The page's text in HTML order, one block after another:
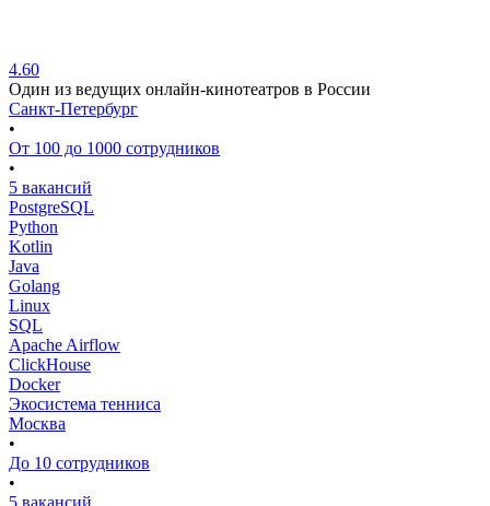
4.60
Один из ведущих онлайн-кинотеатров в России
Санкт-Петербург
•
От 100 до 1000 сотрудников
•
5 вакансий
PostgreSQL
Python
Kotlin
Java
Golang
Linux
SQL
Apache Airflow
ClickHouse
Docker
Экосистема тенниса
Москва
•
До 10 сотрудников
•
5 вакансий